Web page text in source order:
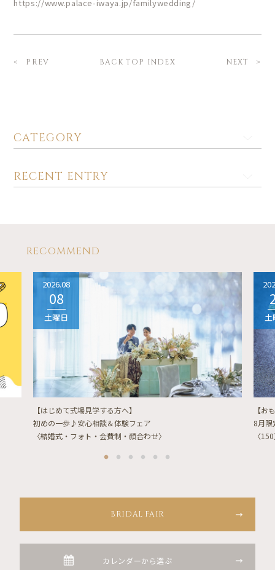
CATEGORY
RECENT ENTRY
https://www.palace-iwaya.jp/familywedding/
PREV BACK TOP INDEX NEXT
RECOMMEND
2026.08
08
土曜日
【はじめて式場見学する方へ】
初めの一歩♪安心相談＆体験フェア
〈結婚式・フォト・会費制・顔合わせ〉
土
【お
8月限
〈
BRIDAL FAIR
カレンダーから選ぶ